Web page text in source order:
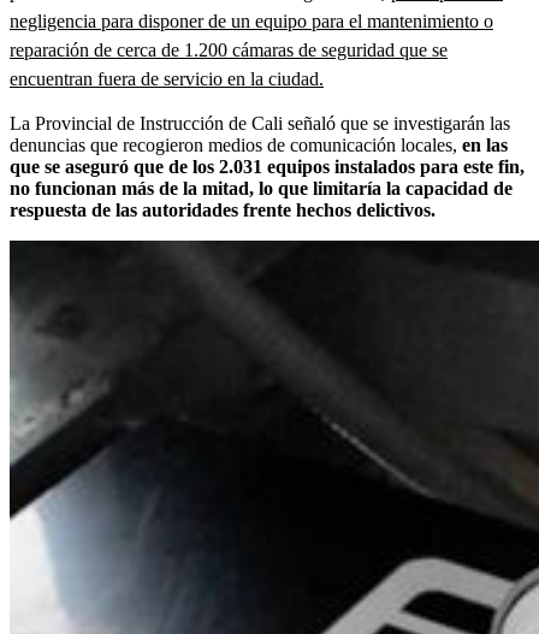
negligencia para disponer de un equipo para el mantenimiento o
reparación de cerca de 1.200 cámaras de seguridad que se
encuentran fuera de servicio en la ciudad.
La Provincial de Instrucción de Cali señaló que se investigarán las
denuncias que recogieron medios de comunicación locales, en las
que se aseguró que de los 2.031 equipos instalados para este fin,
no funcionan más de la mitad, lo que limitaría la capacidad de
respuesta de las autoridades frente hechos delictivos.